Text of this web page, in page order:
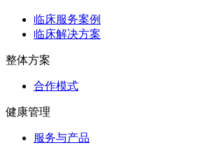
临床服务案例
临床解决方案
整体方案
合作模式
健康管理
服务与产品